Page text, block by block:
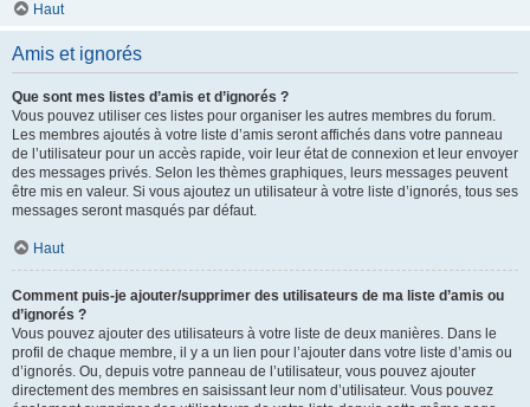
Haut
Amis et ignorés
Que sont mes listes d’amis et d’ignorés ?
Vous pouvez utiliser ces listes pour organiser les autres membres du forum.
Les membres ajoutés à votre liste d’amis seront affichés dans votre panneau
de l’utilisateur pour un accès rapide, voir leur état de connexion et leur envoyer
des messages privés. Selon les thèmes graphiques, leurs messages peuvent
être mis en valeur. Si vous ajoutez un utilisateur à votre liste d’ignorés, tous ses
messages seront masqués par défaut.
Haut
Comment puis-je ajouter/supprimer des utilisateurs de ma liste d’amis ou
d’ignorés ?
Vous pouvez ajouter des utilisateurs à votre liste de deux manières. Dans le
profil de chaque membre, il y a un lien pour l’ajouter dans votre liste d’amis ou
d’ignorés. Ou, depuis votre panneau de l’utilisateur, vous pouvez ajouter
directement des membres en saisissant leur nom d’utilisateur. Vous pouvez